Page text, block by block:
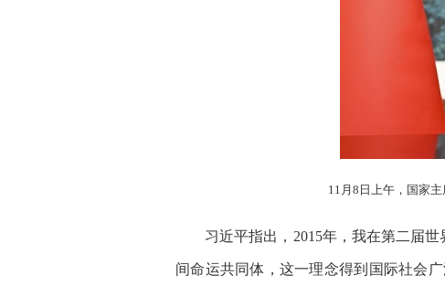
11月8日上午，国家
习近平指出，2015年，我在第二届世
间命运共同体，这一理念得到国际社会